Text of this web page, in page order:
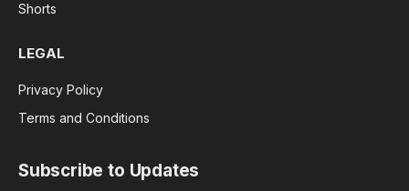
Shorts
LEGAL
Privacy Policy
Terms and Conditions
Subscribe to Updates